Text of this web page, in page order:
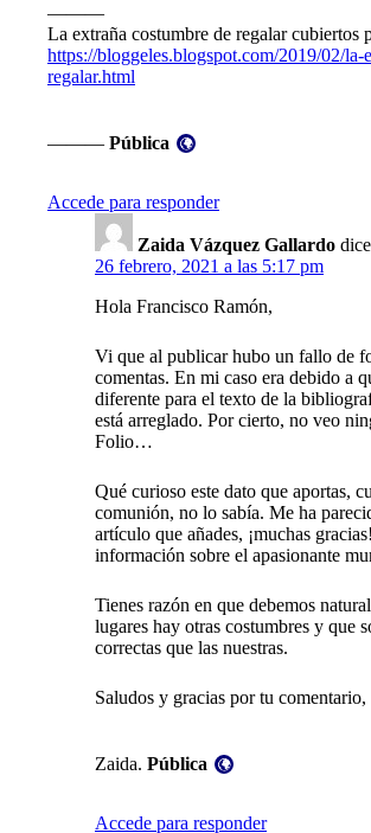
———
La extraña costumbre de regalar cubiertos
https://bloggeles.blogspot.com/2019/02/la-
regalar.html
——— Pública
Accede para responder
Zaida Vázquez Gallardo
26 febrero, 2021 a las 5:17 pm
Hola Francisco Ramón,
Vi que al publicar hubo un fallo de
comentas. En mi caso era debido a
diferente para el texto de la
está arreglado. Por cierto, no veo
Folio…
Qué curioso este dato que aportas,
comunión, no lo sabía. Me ha
artículo que añades, ¡muchas
información sobre el apasionante
Tienes razón en que debemos
lugares hay otras costumbres y que
correctas que las nuestras.
Saludos y gracias por tu comentario,
Zaida. Pública
Accede para responder